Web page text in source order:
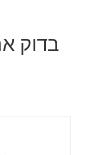
בדוק